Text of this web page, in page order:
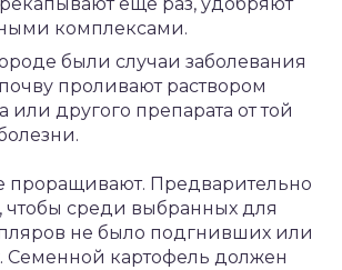
комплексами.
были случаи заболевания
проливают раствором
другого препарата от той
проращивают. Предварительно
чтобы среди выбранных для
не было подгнивших или
Семенной картофель должен